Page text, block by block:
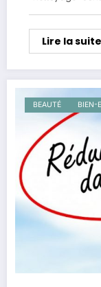
Lire la suite
BEAUTÉ BIEN-